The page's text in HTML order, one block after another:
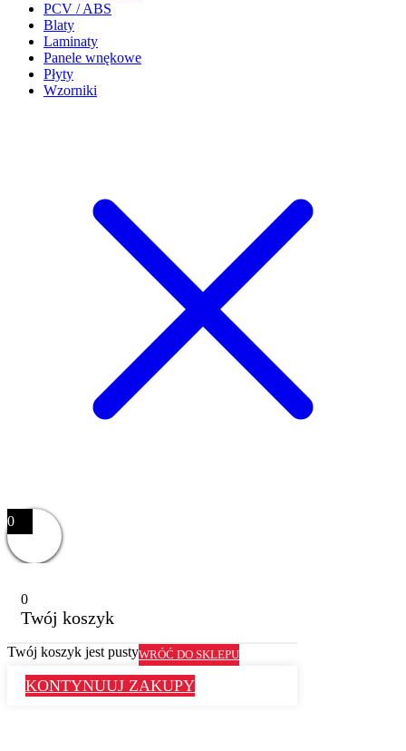
PCV / ABS
Blaty
Laminaty
Panele wnękowe
Płyty
Wzorniki
0
0
Twój koszyk
Twój koszyk jest pustyWRÓĆ DO SKLEPU
KONTYNUUJ ZAKUPY